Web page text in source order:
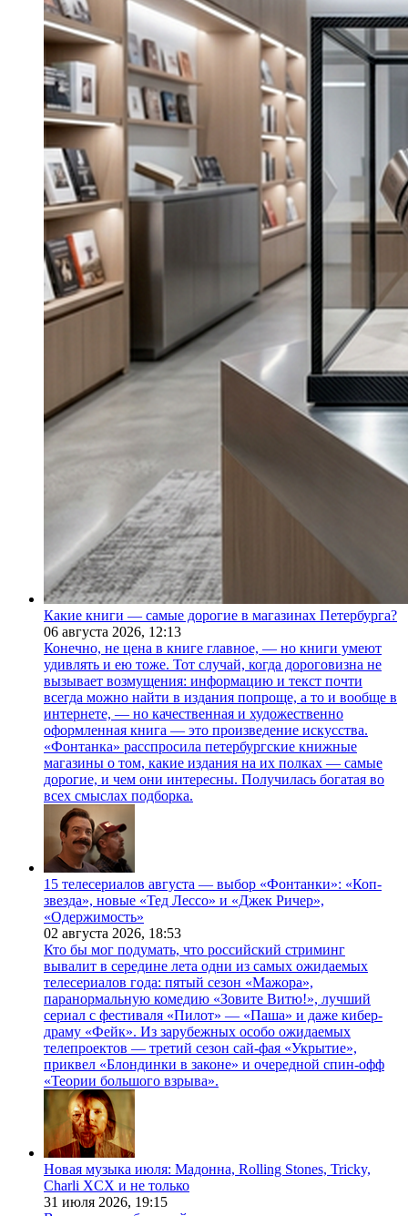
Какие книги — самые дорогие в магазинах Петербурга?
06 августа 2026, 12:13
Конечно, не цена в книге главное, — но книги умеют
удивлять и ею тоже. Тот случай, когда дороговизна не
вызывает возмущения: информацию и текст почти
всегда можно найти в издания попроще, а то и вообще в
интернете, — но качественная и художественно
оформленная книга — это произведение искусства.
«Фонтанка» расспросила петербургские книжные
магазины о том, какие издания на их полках — самые
дорогие, и чем они интересны. Получилась богатая во
всех смыслах подборка.
15 телесериалов августа — выбор «Фонтанки»: «Коп-
звезда», новые «Тед Лессо» и «Джек Ричер»,
«Одержимость»
02 августа 2026, 18:53
Кто бы мог подумать, что российский стриминг
вывалит в середине лета одни из самых ожидаемых
телесериалов года: пятый сезон «Мажора»,
паранормальную комедию «Зовите Витю!», лучший
сериал с фестиваля «Пилот» — «Паша» и даже кибер-
драму «Фейк». Из зарубежных особо ожидаемых
телепроектов — третий сезон сай-фая «Укрытие»,
приквел «Блондинки в законе» и очередной спин-офф
«Теории большого взрыва».
Новая музыка июля: Мадонна, Rolling Stones, Tricky,
Charli XCX и не только
31 июля 2026, 19:15